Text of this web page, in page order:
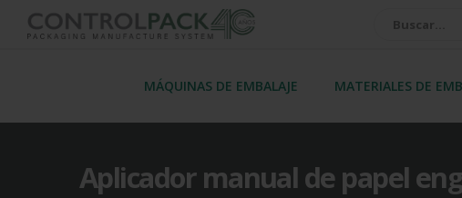
MÁQUINAS DE EMBALAJE MATERIALES DE
Aplicador manual de papel